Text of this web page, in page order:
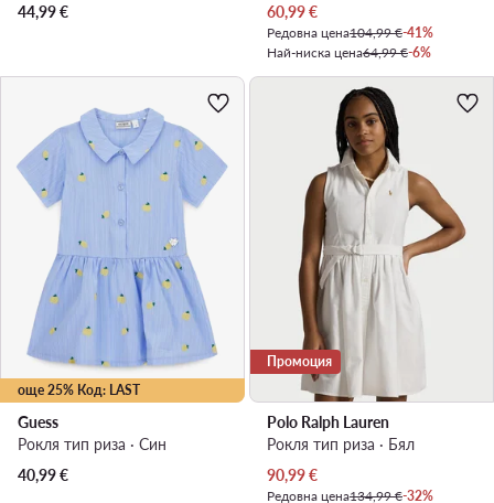
44,99€
Актуална цена
60,99€
Редовна цена104,99 €-41%
Най-ниска цена64,99 €-6%
още 25% Код: LAST
Guess
Рокля тип риза · Син
40,99€
Промоция
Polo Ralph Lauren
Рокля тип риза · Бял
Актуална цена
90,99€
Редовна цена134,99 €-32%